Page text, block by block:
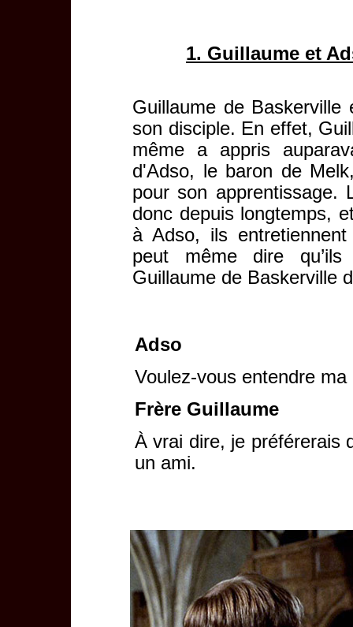
1. Guillaume et
Guillaume de
son disciple. En effet,
même a appris
d'Adso, le baron de
pour son apprentissage.
donc depuis longtemps,
à Adso, ils
peut même dire
Guillaume de Baskerville
Adso
Voulez-vous entendre
Frère Guillaume
À vrai dire, je préférerais
un ami.